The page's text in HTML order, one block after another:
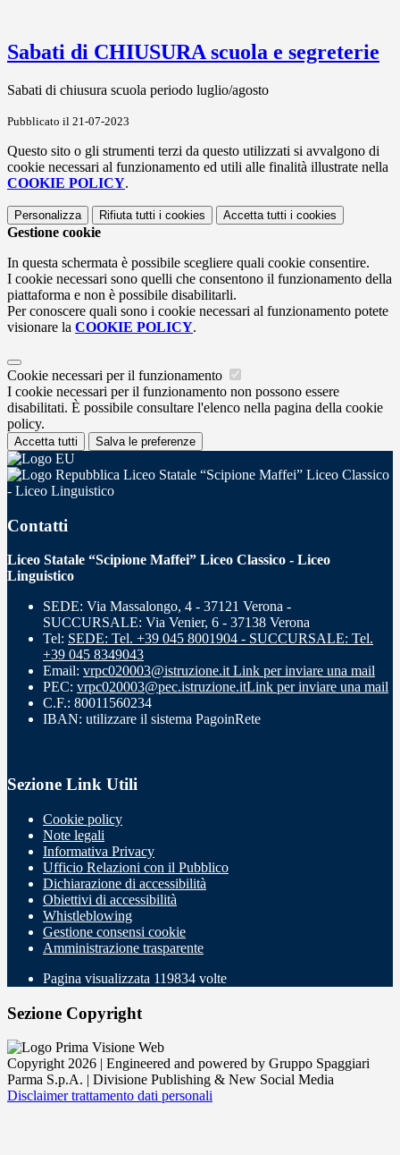
Sabati di CHIUSURA scuola e segreterie
Sabati di chiusura scuola periodo luglio/agosto
Pubblicato il 21-07-2023
Questo sito o gli strumenti terzi da questo utilizzati si avvalgono di
cookie necessari al funzionamento ed utili alle finalità illustrate nella
COOKIE POLICY.
Personalizza Rifiuta tutti i cookies Accetta tutti i cookies
Gestione cookie
In questa schermata è possibile scegliere quali cookie consentire.
I cookie necessari sono quelli che consentono il funzionamento della
piattaforma e non è possibile disabilitarli.
Per conoscere quali sono i cookie necessari al funzionamento potete
visionare la COOKIE POLICY.
Cookie necessari per il funzionamento
I cookie necessari per il funzionamento non possono essere
disabilitati. È possibile consultare l'elenco nella pagina della cookie
policy.
Accetta tutti Salva le preferenze
Liceo Statale “Scipione Maffei” Liceo Classico
- Liceo Linguistico
Contatti
Liceo Statale “Scipione Maffei” Liceo Classico - Liceo
Linguistico
SEDE: Via Massalongo, 4 - 37121 Verona -
SUCCURSALE: Via Venier, 6 - 37138 Verona
Tel: SEDE: Tel. +39 045 8001904 - SUCCURSALE: Tel.
+39 045 8349043
Email: vrpc020003@istruzione.it Link per inviare una mail
PEC: vrpc020003@pec.istruzione.itLink per inviare una mail
C.F.: 80011560234
IBAN: utilizzare il sistema PagoinRete
Sezione Link Utili
Cookie policy
Note legali
Informativa Privacy
Ufficio Relazioni con il Pubblico
Dichiarazione di accessibilità
Obiettivi di accessibilità
Whistleblowing
Gestione consensi cookie
Amministrazione trasparente
Pagina visualizzata 119834 volte
Sezione Copyright
Copyright 2026 | Engineered and powered by Gruppo Spaggiari
Parma S.p.A. | Divisione Publishing & New Social Media
Disclaimer trattamento dati personali